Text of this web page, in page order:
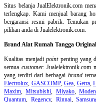
Situs belanjaJualElektronik.com
terlengkap. Kami menjual barang
bergaransi resmi pabrik. Temukan
pilihan anda di Jualelektronik.com.
Brand Alat Rumah Tangga
Kualitas menjadipointpenting yang
semua customer. Jualelektronik.com
yang terdiri dari berbagai brand
Electrolux, GASCOMP,Gea, Getra,
Maxim,Mitsubishi, Miyako,
Quantum, Regency, Rinnai,